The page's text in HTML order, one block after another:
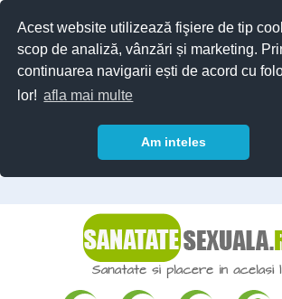
Acest website utilizează fişiere de tip
scop de analiză, vânzări și marketing.
continuarea navigarii ești de acord cu
lor! afla mai multe
Am inteles